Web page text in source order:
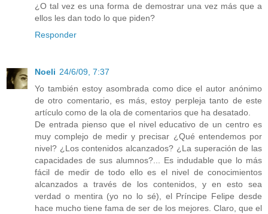
¿O tal vez es una forma de demostrar una vez más que a
ellos les dan todo lo que piden?
Responder
Noeli 24/6/09, 7:37
Yo también estoy asombrada como dice el autor anónimo
de otro comentario, es más, estoy perpleja tanto de este
artículo como de la ola de comentarios que ha desatado.
De entrada pienso que el nivel educativo de un centro es
muy complejo de medir y precisar ¿Qué entendemos por
nivel? ¿Los contenidos alcanzados? ¿La superación de las
capacidades de sus alumnos?... Es indudable que lo más
fácil de medir de todo ello es el nivel de conocimientos
alcanzados a través de los contenidos, y en esto sea
verdad o mentira (yo no lo sé), el Príncipe Felipe desde
hace mucho tiene fama de ser de los mejores. Claro, que el